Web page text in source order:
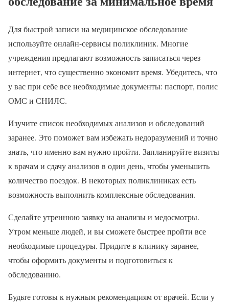
Для быстрой записи на медицинское обследование
используйте онлайн-сервисы поликлиник. Многие
учреждения предлагают возможность записаться через
интернет, что существенно экономит время. Убедитесь, что
у вас при себе все необходимые документы: паспорт, полис
ОМС и СНИЛС.
Изучите список необходимых анализов и обследований
заранее. Это поможет вам избежать недоразумений и точно
знать, что именно вам нужно пройти. Запланируйте визиты
к врачам и сдачу анализов в один день, чтобы уменьшить
количество поездок. В некоторых поликлиниках есть
возможность выполнить комплексные обследования.
Сделайте утреннюю заявку на анализы и медосмотры.
Утром меньше людей, и вы сможете быстрее пройти все
необходимые процедуры. Придите в клинику заранее,
чтобы оформить документы и подготовиться к
обследованию.
Будьте готовы к нужным рекомендациям от врачей. Если у